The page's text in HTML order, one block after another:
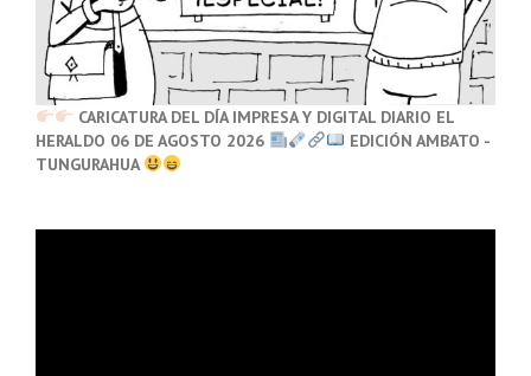
CARICATURA DEL DÍA IMPRESA Y DIGITAL DIARIO EL
HERALDO 06 DE AGOSTO 2026
EDICIÓN AMBATO -
TUNGURAHUA